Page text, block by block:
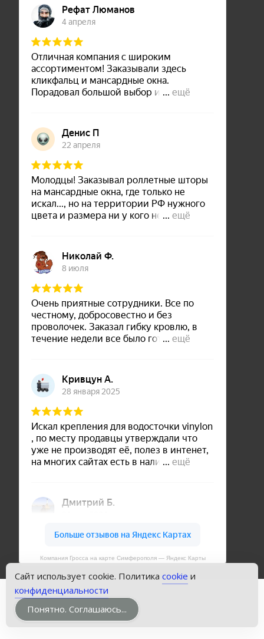
Компания Гросса на карте Симферополя — Яндекс Карты
Copyright © Кровли Симферополя
Powered by WordPress, Theme i-craft
Сайт использует cookie. Политика cookie и
конфиденциальности
Понятно. Соглашаюсь...